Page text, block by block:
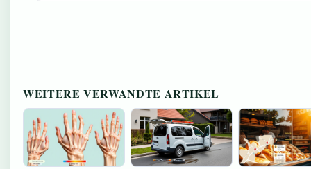
WEITERE VERWANDTE ARTIKEL